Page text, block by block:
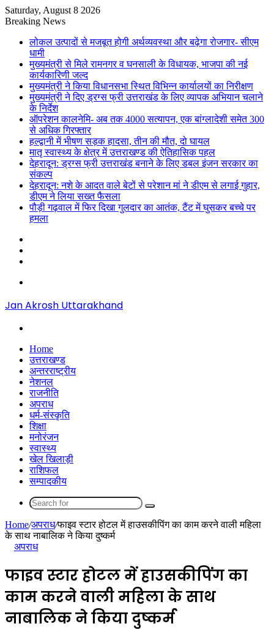
Saturday, August 8 2026
Breaking News
लोकल उत्पादों से मजबूत होगी अर्थव्यवस्था और बढ़ेगा रोजगार- सीएम
धामी
मुख्यमंत्री से मिले रामनगर व घनसाली के विधायक, भाजपा की नई
कार्यकारिणी जल्द
मुख्यमंत्री ने किया विधानसभा स्थित विभिन्न कार्यालयों का निरीक्षण
मुख्यमंत्री ने दिए ड्रग्स फ्री उत्तराखंड के लिए व्यापक अभियान चलाने
के निर्देश
ऑपरेशन कालनेमि- अब तक 4000 सत्यापन, एक बांग्लादेशी समेत 300
से अधिक गिरफ्तार
हल्द्वानी में भीषण सड़क हादसा, तीन की मौत, दो घायल
मातृ स्वास्थ्य के क्षेत्र में उत्तराखण्ड की ऐतिहासिक पहल
देहरादून: ड्रग्स फ्री उत्तराखंड बनाने के लिए डबल इंजन सरकार का
संकल्प
देहरादून: नशे के आदत वाले बेटों से परेशान मां ने डीएम से लगाई गुहार,
डीएम ने लिया सख्त फैसला
पौड़ी गढ़वाल में फिर दिखा गुलदार का आतंक, टैंट में घुसकर बच्चे पर
हमला
Jan Akrosh Uttarakhand
Home
उत्तराखण्ड
अन्तरराष्ट्रीय
नेशनल
राजनीति
अपराध
धर्म-संस्कृति
शिक्षा
मनोरंजन
स्वास्थ्य
खेल खिलाड़ी
राशिफल
सम्पादकीय
Search
for
Home/अपराध/फाइव स्टार होटल में हाउसकीपिंग का काम करने वाली महिला
के साथ नाबालिक ने किया दुष्कर्म
अपराध
फाइव स्टार होटल में हाउसकीपिंग का
काम करने वाली महिला के साथ
नाबालिक ने किया दुष्कर्म